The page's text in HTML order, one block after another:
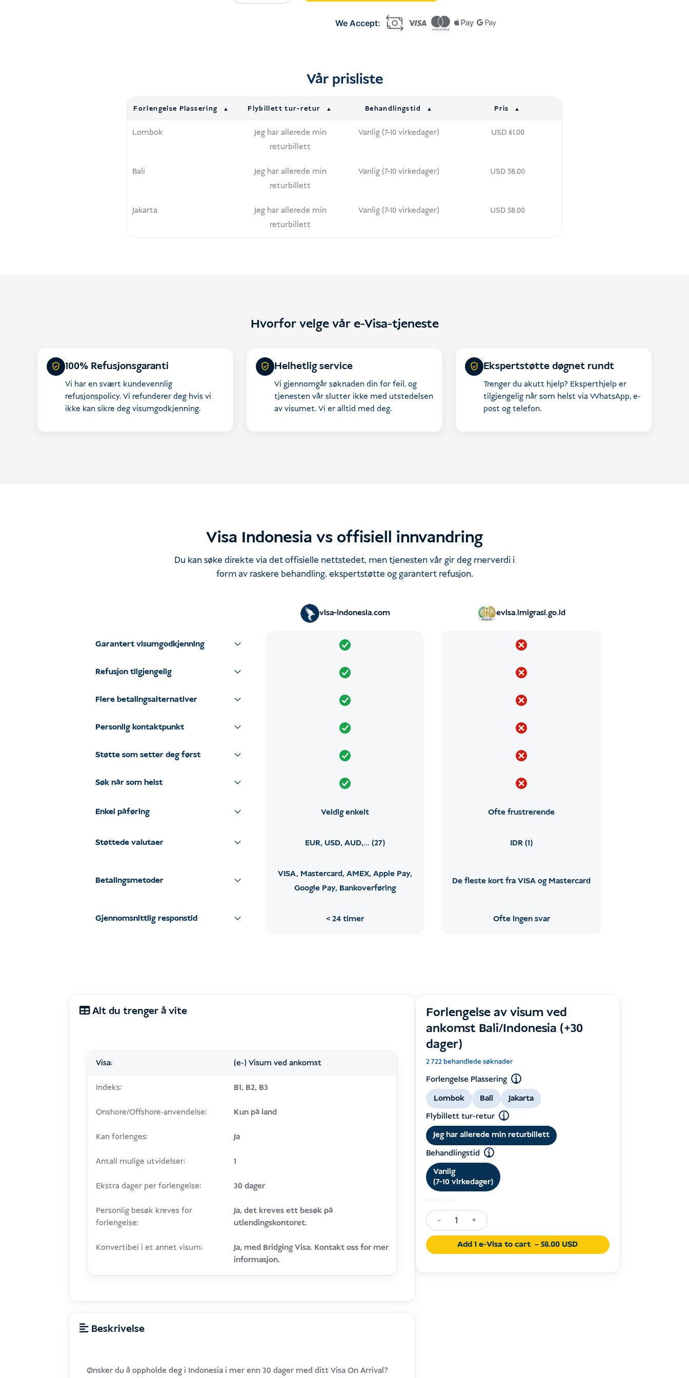
(+30
days)
antall
Vår prisliste
Forlengelse Plassering Flybillett tur-retur Behandlingstid Pris
Lombok
Jeg har allerede min
returbillett
Vanlig (7-10 virkedager) USD61.00
Bali
Jeg har allerede min
returbillett
Vanlig (7-10 virkedager) USD58.00
Jakarta
Jeg har allerede min
returbillett
Vanlig (7-10 virkedager) USD58.00
Hvorfor velge vår e-Visa-tjeneste
100% Refusjonsgaranti
Vi har en svært kundevennlig
refusjonspolicy. Vi refunderer deg hvis vi
ikke kan sikre deg visumgodkjenning.
Helhetlig service
Vi gjennomgår søknaden din for feil, og
tjenesten vår slutter ikke med utstedelsen
av visumet. Vi er alltid med deg.
Ekspertstøtte døgnet rundt
Trenger du akutt hjelp? Eksperthjelp er
tilgjengelig når som helst via WhatsApp, e-
post og telefon.
Visa Indonesia vs offisiell innvandring
Du kan søke direkte via det offisielle nettstedet, men tjenesten vår gir deg merverdi i
form av raskere behandling, ekspertstøtte og garantert refusjon.
visa-indonesia.com evisa.imigrasi.go.id
Garantert visumgodkjenning
Refusjon tilgjengelig
Flere betalingsalternativer
Personlig kontaktpunkt
Støtte som setter deg først
Søk når som helst
Enkel påføring Veldig enkelt Ofte frustrerende
Støttede valutaer EUR, USD, AUD,... (27) IDR (1)
Betalingsmetoder
VISA, Mastercard, AMEX, Apple Pay,
Google Pay, Bankoverføring
De fleste kort fra VISA og Mastercard
Gjennomsnittlig responstid 24 timer Ofte ingen svar
Alt du trenger å vite
Visa: (e-) Visum ved ankomst
Indeks: B1, B2, B3
Onshore/Offshore-anvendelse: Kun på land
Kan forlenges: Ja
Antall mulige utvidelser: 1
Ekstra dager per forlengelse: 30 dager
Personlig besøk kreves for
forlengelse:
Ja, det kreves ett besøk på
utlendingskontoret.
Konvertibel i et annet visum:
Ja, med Bridging Visa. Kontakt oss for mer
informasjon.
Beskrivelse
Ønsker du å oppholde deg i Indonesia i mer enn 30 dager med ditt Visa On Arrival?
Forlengelse av visum ved
ankomst Bali/Indonesia (+30
dager)
2 722 behandlede søknader
Forlengelse Plassering
Lombok
Bali
Jakarta
Flybillett tur-retur
Jeg har allerede min returbillett
Behandlingstid
Vanlig
(7-10 virkedager)
-
Visa
On
Arrival
+
Add 1 e-Visa to cart – 58.00 USD